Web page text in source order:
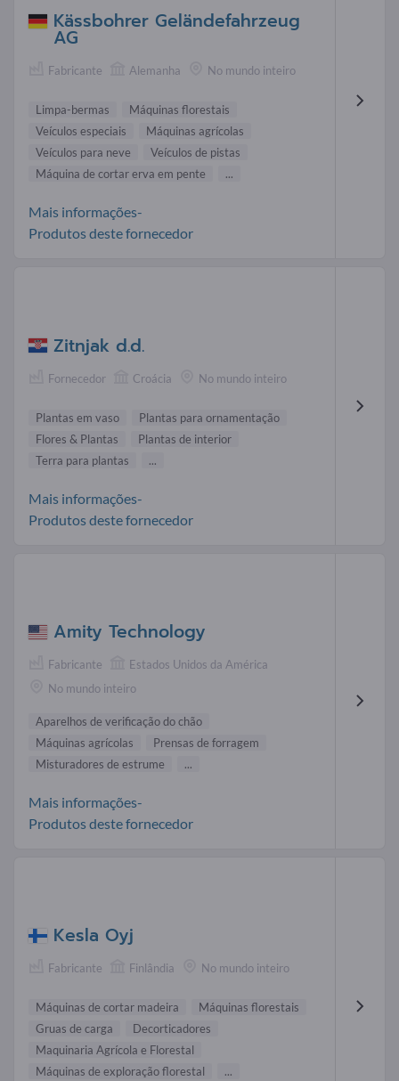
Kässbohrer Geländefahrzeug
AG
Fabricante Alemanha No mundo inteiro
Limpa-bermas
Máquinas florestais
Veículos especiais
Máquinas agrícolas
Veículos para neve
Veículos de pistas
Máquina de cortar erva em pente
...
Mais informações-
Produtos deste fornecedor
Zitnjak d.d.
Fornecedor Croácia No mundo inteiro
Plantas em vaso
Plantas para ornamentação
Flores & Plantas
Plantas de interior
Terra para plantas
...
Mais informações-
Produtos deste fornecedor
Amity Technology
Fabricante
Estados Unidos da América
No mundo inteiro
Aparelhos de verificação do chão
Máquinas agrícolas
Prensas de forragem
Misturadores de estrume
...
Mais informações-
Produtos deste fornecedor
Kesla Oyj
Fabricante Finlândia No mundo inteiro
Máquinas de cortar madeira
Máquinas florestais
Gruas de carga
Decorticadores
Maquinaria Agrícola e Florestal
Máquinas de exploração florestal
...